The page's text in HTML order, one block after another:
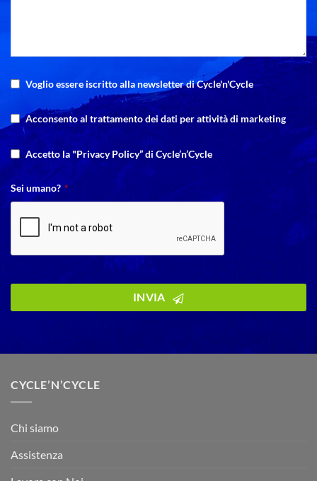
Voglio essere iscritto alla newsletter di Cycle'n'Cycle
Acconsento al trattamento dei dati per attività di marketing
Accetto la "Privacy Policy” di Cycle’n’Cycle
Sei umano? *
INVIA
CYCLE’N’CYCLE
Chi siamo
Assistenza